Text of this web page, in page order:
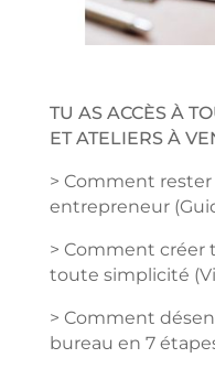
TU AS ACCÈS À
ET ATELIERS À
> Comment
entrepreneur
> Comment créer
toute simplicité
> Comment
bureau en 7